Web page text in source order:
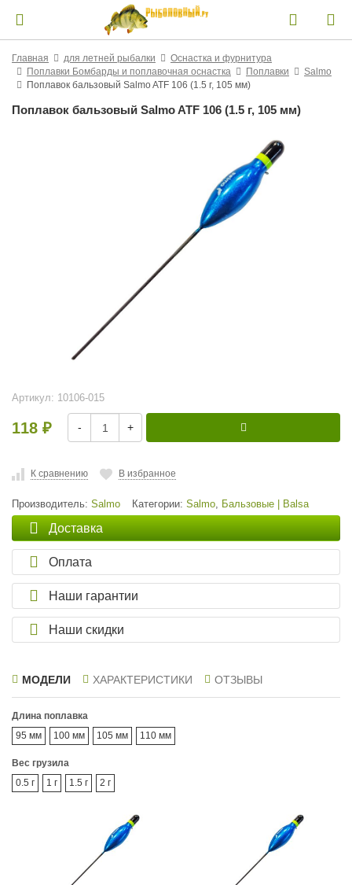
Главная для летней рыбалки
Оснастка и фурнитура
Поплавки Бомбарды и поплавочная оснастка
Поплавки
Salmo
Поплавок бальзовый Salmo ATF 106 (1.5 г, 105 мм)
Поплавок бальзовый Salmo ATF 106 (1.5 г, 105 мм)
Артикул: 10106-015
118 ₽ - +
К сравнению В избранное
Производитель: Salmo Категории: Salmo, Бальзовые | Balsa
Доставка
Оплата
Наши гарантии
Наши скидки
МОДЕЛИ ХАРАКТЕРИСТИКИ ОТЗЫВЫ
Длина поплавка
95 мм
100 мм 105 мм 110 мм
Вес грузила
0.5 г
1 г 1.5 г 2 г